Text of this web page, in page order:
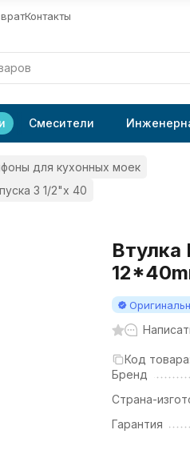
Контакты
Смесители
для кухонных моек
3 1/2"х 40
Втулка
Код товара:
Бренд
Страна-
Гарантия